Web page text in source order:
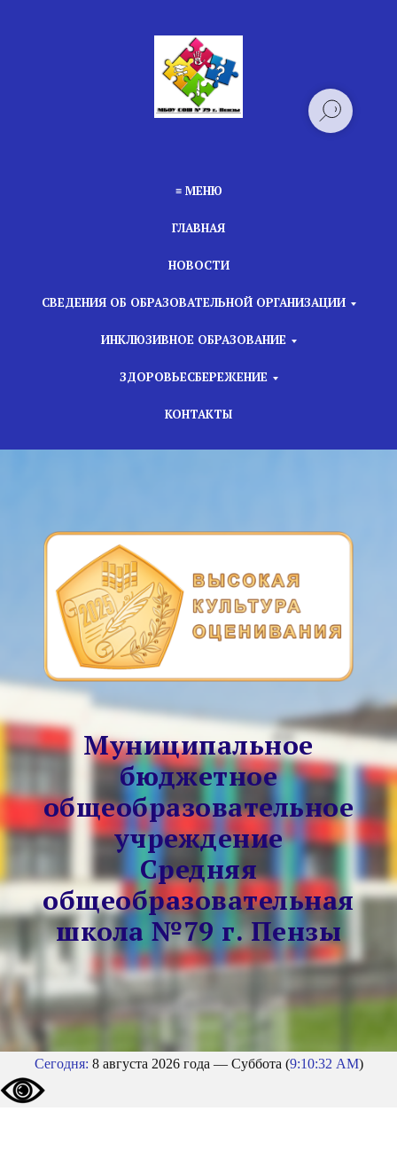
≡ МЕНЮ
ГЛАВНАЯ
НОВОСТИ
СВЕДЕНИЯ ОБ ОБРАЗОВАТЕЛЬНОЙ ОРГАНИЗАЦИИ
ИНКЛЮЗИВНОЕ ОБРАЗОВАНИЕ
ЗДОРОВЬЕСБЕРЕЖЕНИЕ
КОНТАКТЫ
Муниципальное
бюджетное
общеобразовательное
учреждение
Средняя
общеобразовательная
школа №79 г. Пензы
Сегодня: 8 августа 2026 года — Суббота (9:10:33 AM)